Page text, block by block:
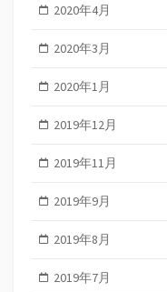
2020年4月
2020年3月
2020年1月
2019年12月
2019年11月
2019年9月
2019年8月
2019年7月